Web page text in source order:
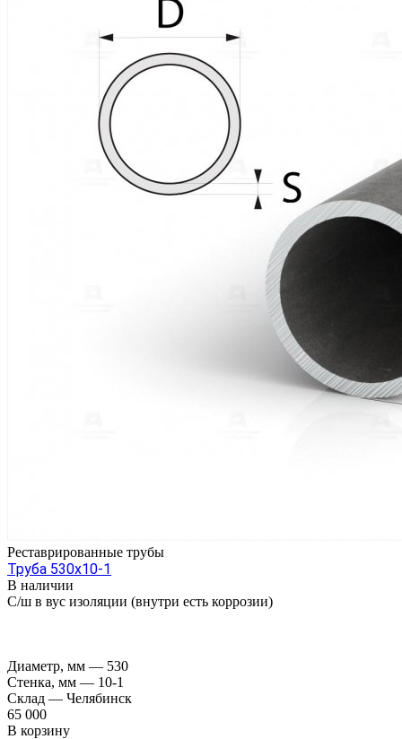
Реставрированные трубы
Труба 530х10-1
В наличии
С/ш в вус изоляции (внутри есть коррозии)
Диаметр, мм — 530
Стенка, мм — 10-1
Склад — Челябинск
65 000
В корзину